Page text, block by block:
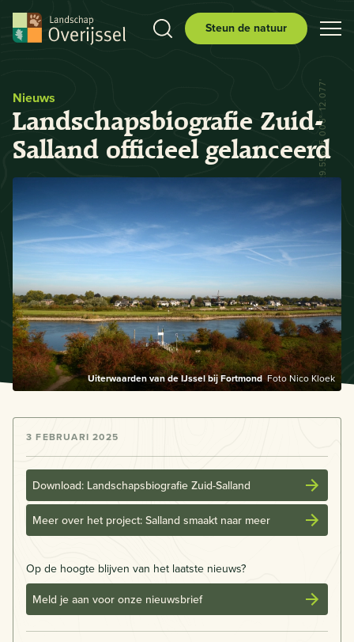
Steun de natuur
Nieuws
Landschapsbiografie Zuid-
Salland officieel gelanceerd
Uiterwaarden van de IJssel bij FortmondFoto Nico Kloek
N 52° 29.556' E 006° 12.077'
3 FEBRUARI 2025
Download: Landschapsbiografie Zuid-Salland
Meer over het project: Salland smaakt naar meer
Op de hoogte blijven van het laatste nieuws?
Meld je aan voor onze nieuwsbrief